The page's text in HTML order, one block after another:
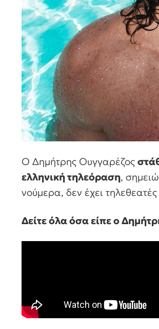
Ο Δημήτρης Ουγγαρέζος
ελληνική τηλεόραση,
νούμερα, δεν έχει
Δείτε όλα όσα είπε ο